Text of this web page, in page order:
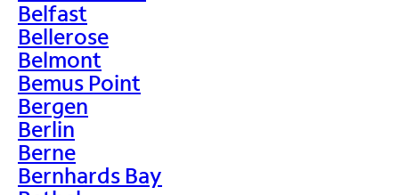
Belfast
Bellerose
Belmont
Bemus Point
Bergen
Berlin
Berne
Bernhards Bay